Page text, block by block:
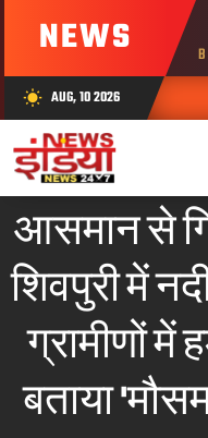
NEWS
wb_sunny AUG, 10 2026
आसमान से
शिवपुरी में
ग्रामीणों
बताया